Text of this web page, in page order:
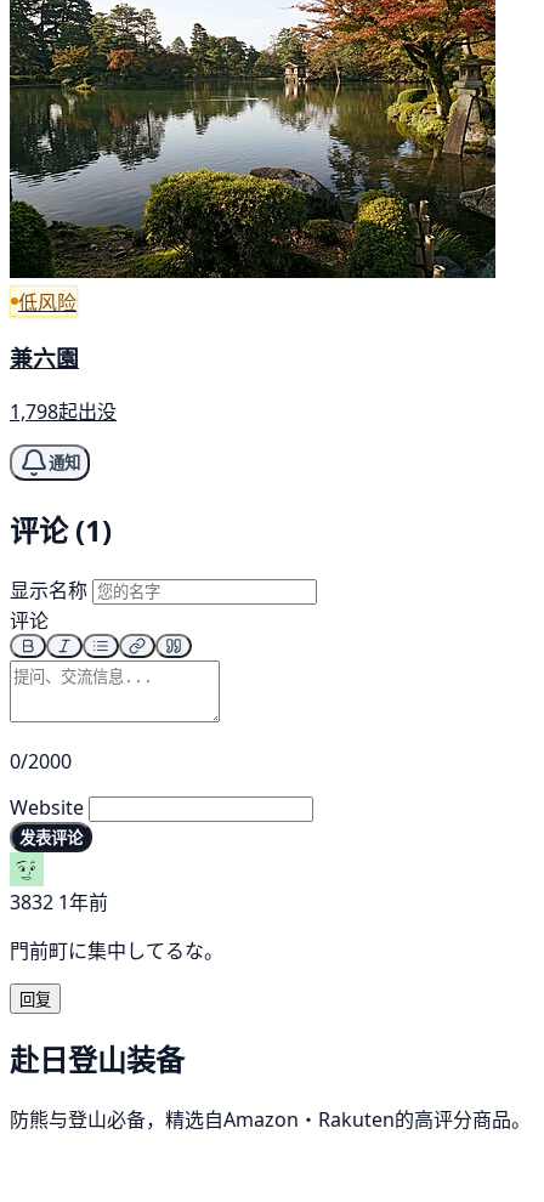
低风险
兼六園
1,798起出没
通知
评论 (1)
显示名称
评论
0/2000
Website
发表评论
3832 1年前
門前町に集中してるな。
回复
赴日登山装备
防熊与登山必备，精选自Amazon・Rakuten的高评分商品。